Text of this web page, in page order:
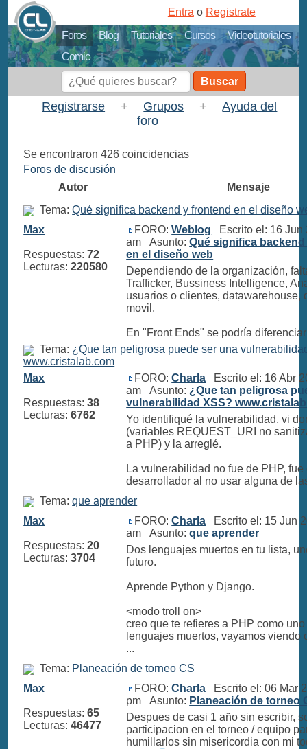
Foros Blog Tutoriales Cursos
Videotutoriales
Comic
Entra o Registrate
Buscar
Registrarse + Grupos +
Ayuda del
foro
Se encontraron 426 coincidencias
Foros de discusión
Autor
Mensaje
Tema:Qué significa backend y frontend en el diseño
Max
Respuestas:72
Lecturas:220580
FORO:Weblog Escrito el: 16 Jun
am Asunto:Qué significa
en el diseño web
Dependiendo de la organización,
Trafficker, Bussiness Intelligence,
usuarios o clientes, datawarehouse,
movil.
En "Front Ends" se podría
Tema: ¿Que tan peligrosa puede ser una
www.cristalab.com
Max
Respuestas:38
Lecturas:6762
FORO:Charla Escrito el: 16 Abr
am Asunto: ¿Que tan peligrosa
vulnerabilidad XSS?
Yo identifiqué la vulnerabilidad, vi
(variables REQUEST_URI no
a PHP) y la arreglé.
La vulnerabilidad no fue de PHP, fue
desarrollador al no usar alguna de
Tema:que aprender
Max
Respuestas:20
Lecturas:3704
FORO:Charla Escrito el: 15 Jun
am Asunto:que aprender
Dos lenguajes muertos en tu lista,
futuro.
Aprende Python y Django.
<modo troll on>
creo que te refieres a PHP como
lenguajes muertos, vayamos viendo
...
Tema: Planeación de torneo CS
Max
Respuestas:65
Lecturas:46477
FORO:Charla Escrito el: 06 Mar
pm Asunto: Planeación de torneo
Despues de casi 1 año sin escribir,
participacion en el torneo / equipo
humillarlos sin misericordia con mi